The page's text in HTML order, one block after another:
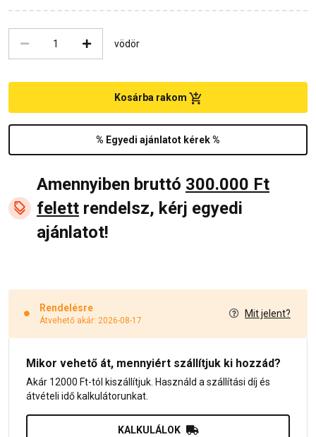
vödör
% Egyedi ajánlatot kérek %
Kosárba rakom
Amennyiben bruttó 300.000 Ft
felett rendelsz, kérj egyedi
ajánlatot!
Rendelésre
Átvehető akár: 2026-08-17
Mit jelent?
Mikor vehető át, mennyiért szállítjuk ki hozzád?
Akár 12000 Ft-tól kiszállítjuk. Használd a szállítási díj és
átvételi idő kalkulátorunkat.
KALKULÁLOK